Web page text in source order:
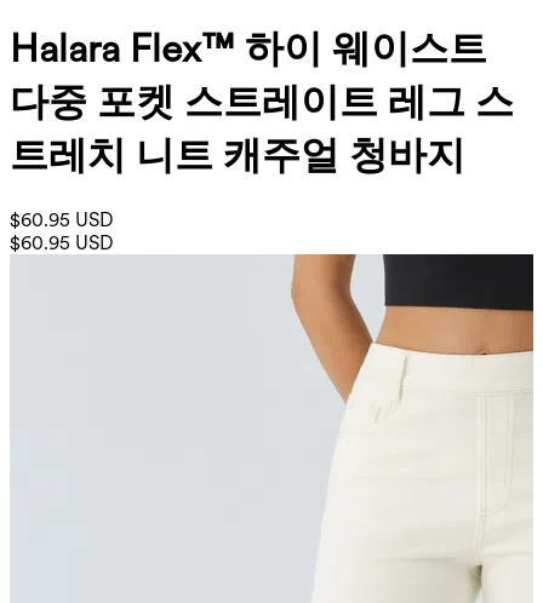
Halara Flex™ 하이 웨이스트
다중 포켓 스트레이트 레그 스
트레치 니트 캐주얼 청바지
$60.95 USD
$60.95 USD